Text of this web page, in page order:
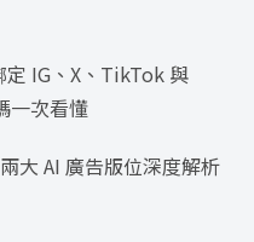
IG、X、TikTok 與
一次看懂
大 AI 廣告版位深度解析